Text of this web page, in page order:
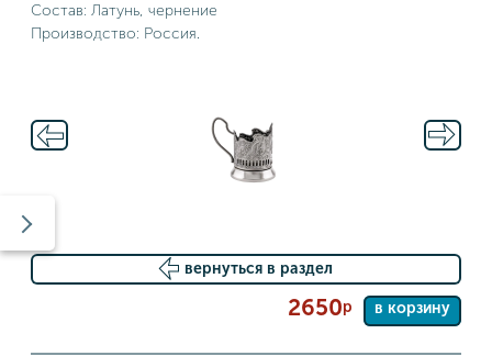
Состав: Латунь, чернение
Производство: Россия.
вернуться в раздел
2650р в корзину